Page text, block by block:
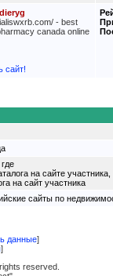
- best
canada online
сайт!
на сайте участника,
на сайт участника
сайты по
данные]
]
reserved.